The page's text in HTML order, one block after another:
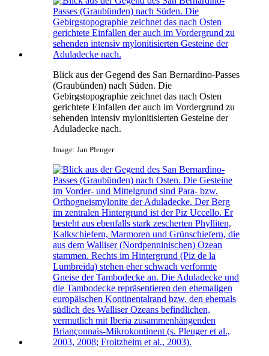
Blick aus der Gegend des San Bernardino-Passes
(Graubünden) nach Süden. Die
Gebirgstopographie zeichnet das nach Osten
gerichtete Einfallen der auch im Vordergrund zu
sehenden intensiv mylonitisierten Gesteine der
Aduladecke nach.
Image: Jan Pleuger